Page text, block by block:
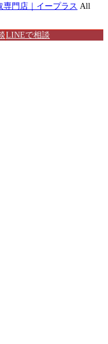
専門店｜イープラス All
LINEで相談